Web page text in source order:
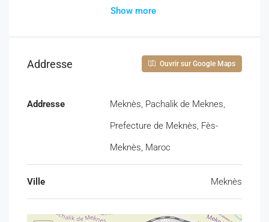
Localisation premium
Quartier commercial dynamique
Superficie totale : 140 m²
Rez-de-chaussée
Show more
Addresse Ouvrir sur Google Maps
Addresse
Meknès, Pachalik de Meknes,
Prefecture de Meknès, Fès-
Meknès, Maroc
Ville Meknès